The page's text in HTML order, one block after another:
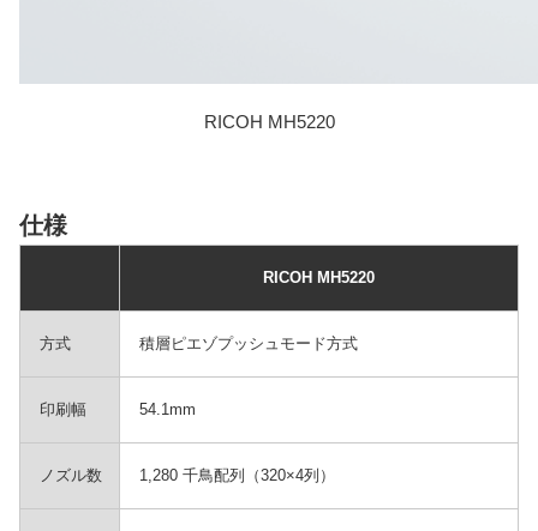
RICOH MH5220
仕様
RICOH MH5220
方式 積層ピエゾプッシュモード方式
印刷幅 54.1mm
ノズル数 1,280 千鳥配列（320×4列）